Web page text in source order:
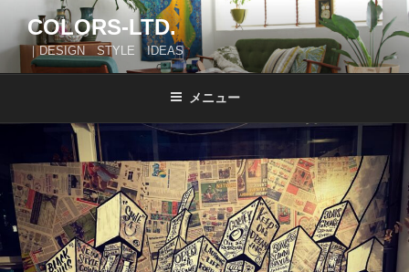
テ
ン
キ
ッ
プ
COLORS-LTD.
｜DESIGN STYLE IDEAS
メニュー